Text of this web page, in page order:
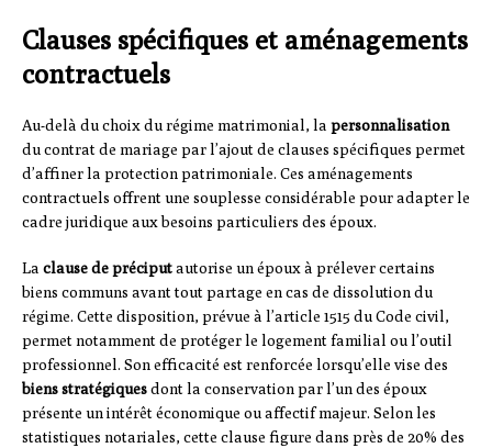
Clauses spécifiques et aménagements
contractuels
Au-delà du choix du régime matrimonial, la personnalisation
du contrat de mariage par l’ajout de clauses spécifiques permet
d’affiner la protection patrimoniale. Ces aménagements
contractuels offrent une souplesse considérable pour adapter le
cadre juridique aux besoins particuliers des époux.
La clause de préciputautorise un époux à prélever certains
biens communs avant tout partage en cas de dissolution du
régime. Cette disposition, prévue à l’article 1515 du Code civil,
permet notamment de protéger le logement familial ou l’outil
professionnel. Son efficacité est renforcée lorsqu’elle vise des
biens stratégiquesdont la conservation par l’un des époux
présente un intérêt économique ou affectif majeur. Selon les
statistiques notariales, cette clause figure dans près de 20% des